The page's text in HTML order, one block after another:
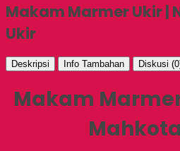
Makam Marmer Ukir |
Ukir
Deskripsi Info Tambahan Diskusi
Makam